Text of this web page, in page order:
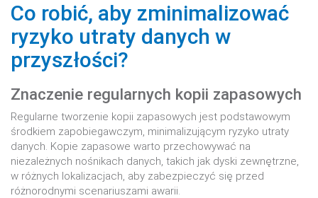
Co robić, aby zminimalizować
ryzyko utraty danych w
przyszłości?
Znaczenie regularnych kopii zapasowych
Regularne tworzenie kopii zapasowych jest podstawowym
środkiem zapobiegawczym, minimalizującym ryzyko utraty
danych. Kopie zapasowe warto przechowywać na
niezależnych nośnikach danych, takich jak dyski zewnętrzne,
w różnych lokalizacjach, aby zabezpieczyć się przed
różnorodnymi scenariuszami awarii.